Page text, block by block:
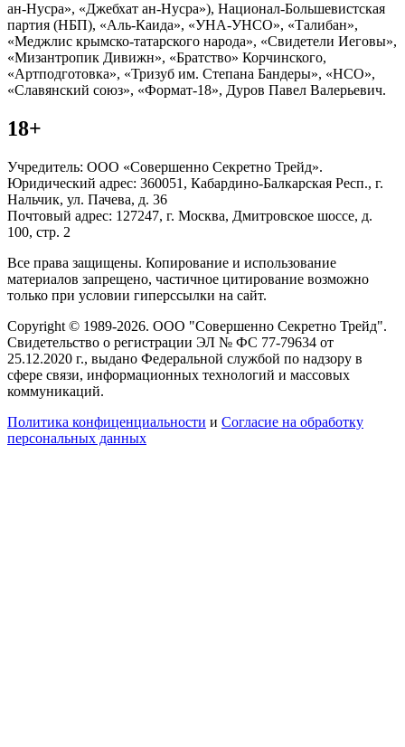
ан-Нусра», «Джебхат ан-Нусра»), Национал-Большевистская
партия (НБП), «Аль-Каида», «УНА-УНСО», «Талибан»,
«Меджлис крымско-татарского народа», «Свидетели Иеговы»,
«Мизантропик Дивижн», «Братство» Корчинского,
«Артподготовка», «Тризуб им. Степана Бандеры», «НСО»,
«Славянский союз», «Формат-18», Дуров Павел Валерьевич.
18+
Учредитель: ООО «Совершенно Секретно Трейд».
Юридический адрес: 360051, Кабардино-Балкарская Респ., г.
Нальчик, ул. Пачева, д. 36
Почтовый адрес: 127247, г. Москва, Дмитровское шоссе, д.
100, стр. 2
Все права защищены. Копирование и использование
материалов запрещено, частичное цитирование возможно
только при условии гиперссылки на сайт.
Copyright © 1989-2026. ООО "Совершенно Секретно Трейд".
Свидетельство о регистрации ЭЛ № ФС 77-79634 от
25.12.2020 г., выдано Федеральной службой по надзору в
сфере связи, информационных технологий и массовых
коммуникаций.
Политика конфиценциальности и Согласие на обработку
персональных данных